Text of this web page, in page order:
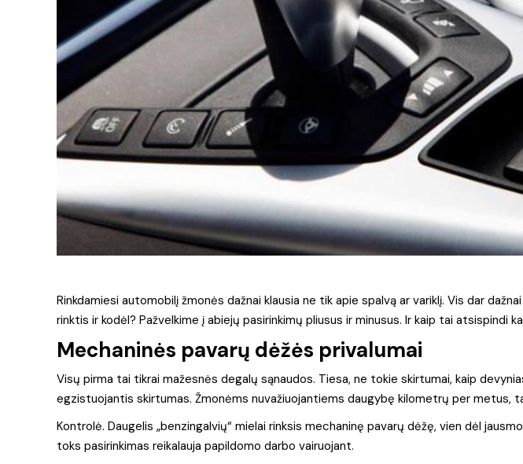
Rinkdamiesi automobilį žmonės dažnai klausia ne tik apie spalvą ar variklį. Vis dar
rinktis ir kodėl? Pažvelkime į abiejų pasirinkimų pliusus ir minusus. Ir kaip tai atsispindi
Mechaninės pavarų dėžės privalumai
Visų pirma tai tikrai mažesnės degalų sąnaudos. Tiesa, ne tokie skirtumai, kaip
egzistuojantis skirtumas. Žmonėms nuvažiuojantiems daugybę kilometrų per metus,
Kontrolė. Daugelis „benzingalvių“ mielai rinksis mechaninę pavarų dėžę, vien dėl
toks pasirinkimas reikalauja papildomo darbo vairuojant.